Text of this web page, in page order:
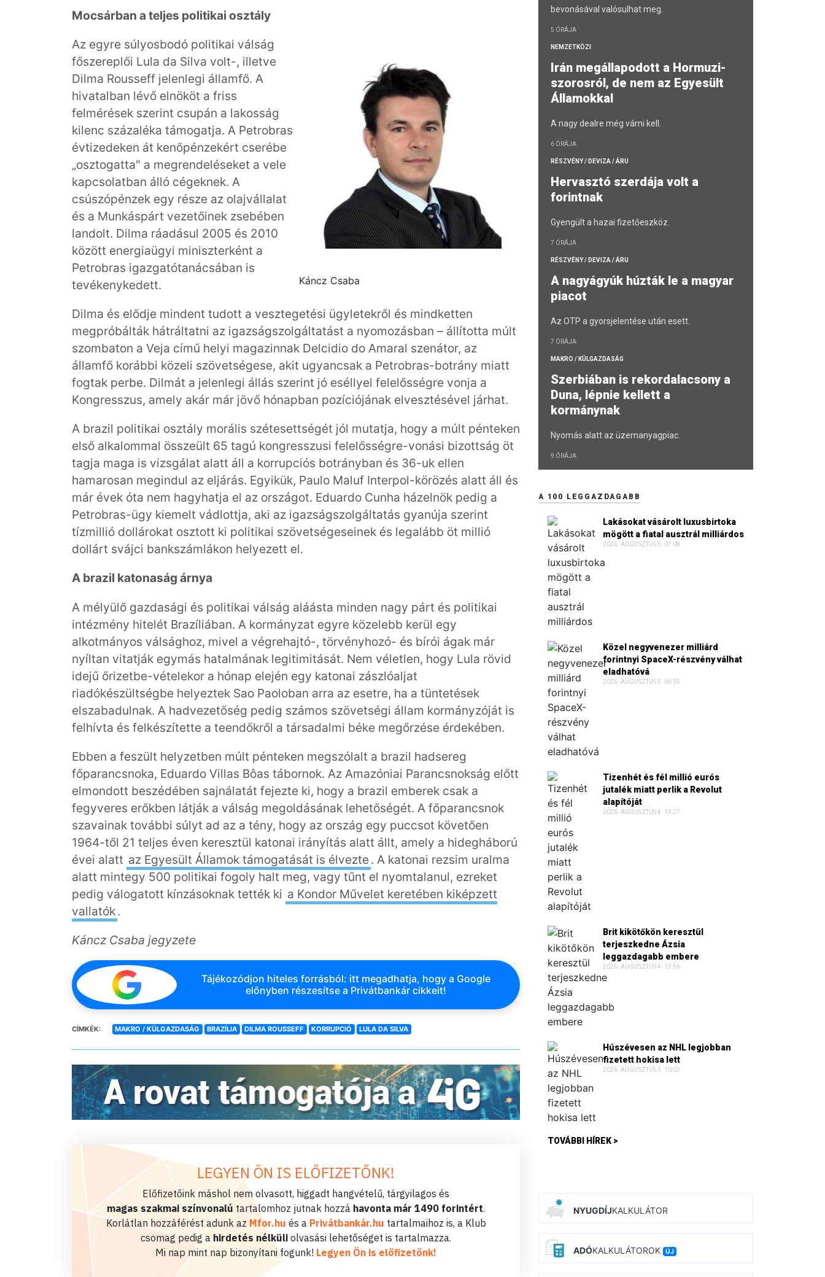
Mocsárban a teljes politikai osztály
Káncz Csaba
Az egyre súlyosbodó politikai válság
főszereplői Lula da Silva volt-, illetve
Dilma Rousseff jelenlegi államfő. A
hivatalban lévő elnököt a friss
felmérések szerint csupán a lakosság
kilenc százaléka támogatja. A Petrobras
évtizedeken át kenőpénzekért cserébe
„osztogatta" a megrendeléseket a vele
kapcsolatban álló cégeknek. A
csúszópénzek egy része az olajvállalat
és a Munkáspárt vezetőinek zsebében
landolt. Dilma ráadásul 2005 és 2010
között energiaügyi miniszterként a
Petrobras igazgatótanácsában is
tevékenykedett.
Dilma és elődje mindent tudott a vesztegetési ügyletekről és mindketten
megpróbálták hátráltatni az igazságszolgáltatást a nyomozásban – állította múlt
szombaton a Veja című helyi magazinnak Delcidio do Amaral szenátor, az
államfő korábbi közeli szövetségese, akit ugyancsak a Petrobras-botrány miatt
fogtak perbe. Dilmát a jelenlegi állás szerint jó eséllyel felelősségre vonja a
Kongresszus, amely akár már jövő hónapban pozíciójának elvesztésével járhat.
A brazil politikai osztály morális szétesettségét jól mutatja, hogy a múlt pénteken
első alkalommal összeült 65 tagú kongresszusi felelősségre-vonási bizottság öt
tagja maga is vizsgálat alatt áll a korrupciós botrányban és 36-uk ellen
hamarosan megindul az eljárás. Egyikük, Paulo Maluf Interpol-körözés alatt áll és
már évek óta nem hagyhatja el az országot. Eduardo Cunha házelnök pedig a
Petrobras-ügy kiemelt vádlottja, aki az igazságszolgáltatás gyanúja szerint
tízmillió dollárokat osztott ki politikai szövetségeseinek és legalább öt millió
dollárt svájci bankszámlákon helyezett el.
A brazil katonaság árnya
A mélyülő gazdasági és politikai válság aláásta minden nagy párt és politikai
intézmény hitelét Brazíliában. A kormányzat egyre közelebb kerül egy
alkotmányos válsághoz, mivel a végrehajtó-, törvényhozó- és bírói ágak már
nyíltan vitatják egymás hatalmának legitimitását. Nem véletlen, hogy Lula rövid
idejű őrizetbe-vételekor a hónap elején egy katonai zászlóaljat
riadókészültségbe helyeztek Sao Paoloban arra az esetre, ha a tüntetések
elszabadulnak. A hadvezetőség pedig számos szövetségi állam kormányzóját is
felhívta és felkészítette a teendőkről a társadalmi béke megőrzése érdekében.
Ebben a feszült helyzetben múlt pénteken megszólalt a brazil hadsereg
főparancsnoka, Eduardo Villas Bôas tábornok. Az Amazóniai Parancsnokság előtt
elmondott beszédében sajnálatát fejezte ki, hogy a brazil emberek csak a
fegyveres erőkben látják a válság megoldásának lehetőségét. A főparancsnok
szavainak további súlyt ad az a tény, hogy az ország egy puccsot követően
1964-től 21 teljes éven keresztül katonai irányítás alatt állt, amely a hidegháború
évei alatt az Egyesült Államok támogatását is élvezte. A katonai rezsim uralma
alatt mintegy 500 politikai fogoly halt meg, vagy tűnt el nyomtalanul, ezreket
pedig válogatott kínzásoknak tették ki a Kondor Művelet keretében kiképzett
vallatók.
Káncz Csaba jegyzete
Tájékozódjon hiteles forrásból: itt megadhatja, hogy a Google
előnyben részesítse a Privátbankár cikkeit!
CÍMKÉK: MAKRO / KÜLGAZDASÁG BRAZÍLIA DILMA ROUSSEFF KORRUPCIÓ LULA DA SILVA
LEGYEN ÖN IS ELŐFIZETŐNK!
Előfizetőink máshol nem olvasott, higgadt hangvételű, tárgyilagos és
magas szakmai színvonalú tartalomhoz jutnak hozzá havonta már 1490 forintért.
Korlátlan hozzáférést adunk az Mfor.hu és a Privátbankár.hu tartalmaihoz is, a Klub
csomag pedig a hirdetés nélküli olvasási lehetőséget is tartalmazza.
Mi nap mint nap bizonyítani fogunk! Legyen Ön is előfizetőnk!
bevonásával valósulhat meg.
5 ÓRÁJA
NEMZETKÖZI
Irán megállapodott a Hormuzi-
szorosról, de nem az Egyesült
Államokkal
A nagy dealre még várni kell.
6 ÓRÁJA
RÉSZVÉNY / DEVIZA / ÁRU
Hervasztó szerdája volt a
forintnak
Gyengült a hazai fizetőeszköz.
7 ÓRÁJA
RÉSZVÉNY / DEVIZA / ÁRU
A nagyágyúk húzták le a magyar
piacot
Az OTP a gyorsjelentése után esett.
7 ÓRÁJA
MAKRO / KÜLGAZDASÁG
Szerbiában is rekordalacsony a
Duna, lépnie kellett a
kormánynak
Nyomás alatt az üzemanyagpiac.
9 ÓRÁJA
A 100 LEGGAZDAGABB
Lakásokat vásárolt luxusbirtoka
mögött a fiatal ausztrál milliárdos
2026. AUGUSZTUS 5. 07:08
Közel negyvenezer milliárd
forintnyi SpaceX-részvény válhat
eladhatóvá
2026. AUGUSZTUS 5. 06:35
Tizenhét és fél millió eurós
jutalék miatt perlik a Revolut
alapítóját
2026. AUGUSZTUS 4. 14:27
Brit kikötőkön keresztül
terjeszkedne Ázsia
leggazdagabb embere
2026. AUGUSZTUS 4. 13:56
Húszévesen az NHL legjobban
fizetett hokisa lett
2026. AUGUSZTUS 3. 10:03
TOVÁBBI HÍREK >
NYUGDÍJKALKULÁTOR
ADÓKALKULÁTOROK ÚJ